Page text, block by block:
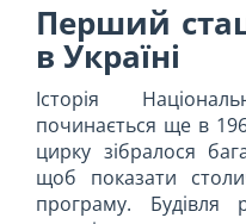
Перший
в Україні
Історія
починається ще в
цирку зібралося
щоб показати
програму. Будівля